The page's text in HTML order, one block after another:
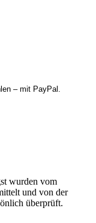
wurden vom
und von der
überprüft.